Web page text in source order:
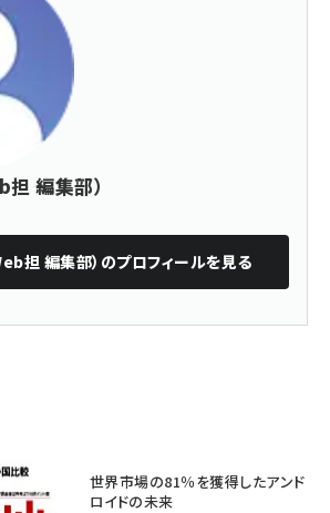
編集部）
担 編集部） のプロフィールを見る
世界市場の81％を獲得したアンド
ロイドの未来